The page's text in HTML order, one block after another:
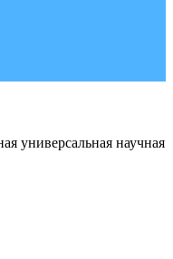
универсальная научная